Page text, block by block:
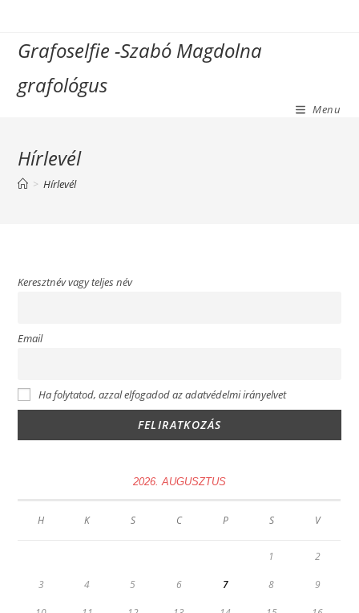
contentGrafoselfie -Szabó Magdolna
grafológus
Menu
Hírlevél
> Hírlevél
Keresztnév vagy teljes név
Email
Ha folytatod, azzal elfogadod az adatvédelmi irányelvet
2026. AUGUSZTUS
H K S C P S V
1 2
3 4 5 6 7 8 9